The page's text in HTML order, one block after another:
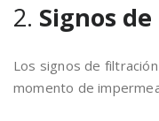
2. Signos
Los signos de
momento de